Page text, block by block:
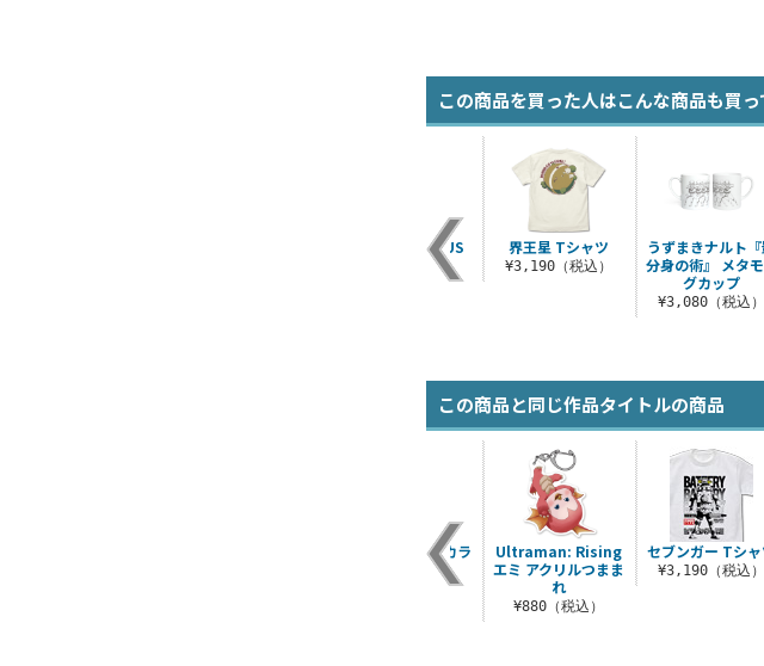
この商品を買った人はこんな商品も買
THE LAST OF US
Ellie Tシャツ
¥3,190（税込）
界王星 Tシャツ
¥3,190（税込）
うずまきナルト『
分身の術』 メタ
グカップ
¥3,080（税込）
この商品と同じ作品タイトルの商品
セブンガー フルカラ
ーパスケース
¥1,430（税込）
Ultraman: Rising
エミ アクリルつまま
れ
¥880（税込）
セブンガー Tシャ
¥3,190（税込）